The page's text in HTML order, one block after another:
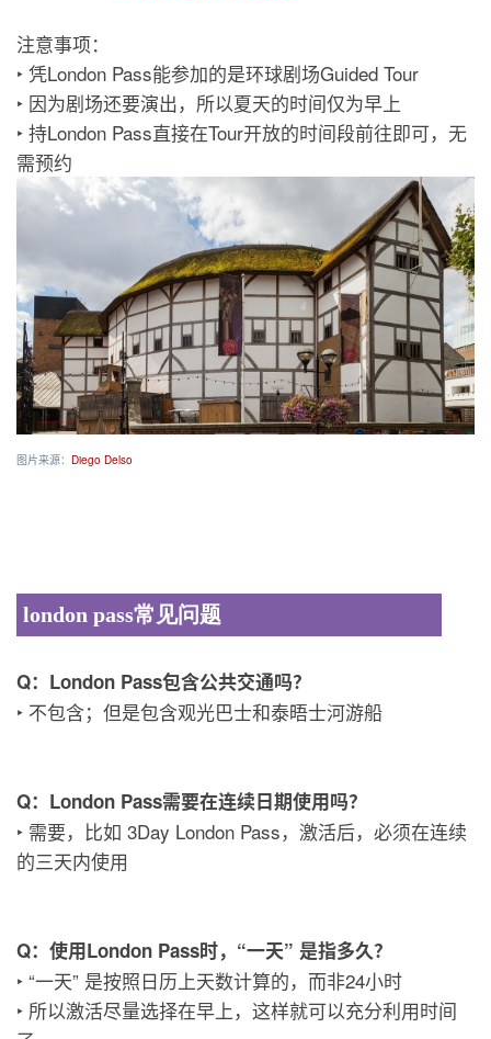
注意事项：
‣ 凭London Pass能参加的是环球剧场Guided Tour
‣ 因为剧场还要演出，所以夏天的时间仅为早上
‣ 持London Pass直接在Tour开放的时间段前往即可，无
需预约
图片来源： Diego Delso
london pass常见问题
Q：London Pass包含公共交通吗？
‣ 不包含；但是包含观光巴士和泰晤士河游船
Q：London Pass需要在连续日期使用吗？
‣ 需要，比如 3Day London Pass，激活后，必须在连续
的三天内使用
Q：使用London Pass时，“一天” 是指多久？
‣ “一天” 是按照日历上天数计算的，而非24小时
‣ 所以激活尽量选择在早上，这样就可以充分利用时间